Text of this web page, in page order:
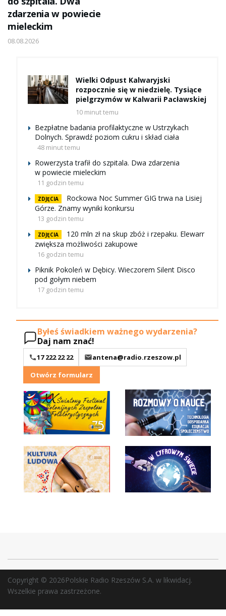
zdarzenia w powiecie
mieleckim
08.08.2026
Wielki Odpust Kalwaryjski
rozpocznie się w niedzielę. Tysiące
pielgrzymów w Kalwarii Pacławskiej
10 minut temu
Bezpłatne badania profilaktyczne w Ustrzykach
Dolnych. Sprawdź poziom cukru i skład ciała
48 minut temu
Rowerzysta trafił do szpitala. Dwa zdarzenia
w powiecie mieleckim
11 godzin temu
ZDJĘCIA
Rockowa Noc Summer GIG trwa na Lisiej
Górze. Znamy wyniki konkursu
13 godzin temu
ZDJĘCIA
120 mln zł na skup zbóż i rzepaku. Elewarr
zwiększa możliwości zakupowe
16 godzin temu
Piknik Pokoleń w Dębicy. Wieczorem Silent Disco
pod gołym niebem
17 godzin temu
Byłeś świadkiem ważnego wydarzenia?
Daj nam znać!
17 222 22 22
antena@radio.rzeszow.pl
Otwórz formularz
Copyright © 2026Polskie Radio Rzeszów S.A. w likwidacj.
Wszelkie prawa zastrzeżone.